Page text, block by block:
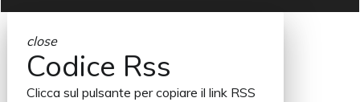
close
Codice Rss
Clicca sul pulsante per copiare il link RSS